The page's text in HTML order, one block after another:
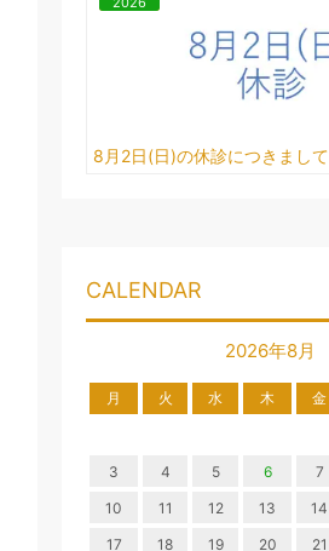
8月2日(日)の休診につきまして
CALENDAR
2026年8月
月 火 水 木 金
3
4 5 6 7
10
11 12 13 14
17
18 19 20 21